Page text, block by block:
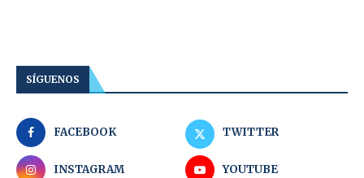
SÍGUENOS
FACEBOOK TWITTER
INSTAGRAM YOUTUBE